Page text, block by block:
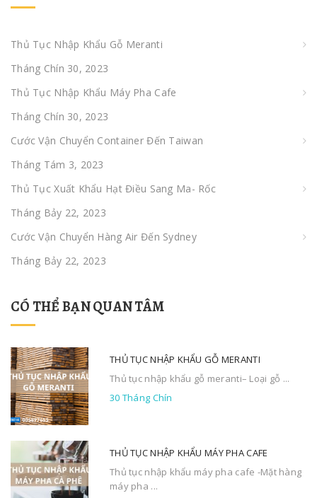
Thủ Tục Nhập Khẩu Gỗ Meranti
Tháng Chín 30, 2023
Thủ Tục Nhập Khẩu Máy Pha Cafe
Tháng Chín 30, 2023
Cước Vận Chuyển Container Đến Taiwan
Tháng Tám 3, 2023
Thủ Tục Xuất Khẩu Hạt Điều Sang Ma- Rốc
Tháng Bảy 22, 2023
Cước Vận Chuyển Hàng Air Đến Sydney
Tháng Bảy 22, 2023
CÓ THỂ BẠN QUAN TÂM
THỦ TỤC NHẬP KHẨU GỖ MERANTI
Thủ tục nhập khẩu gỗ meranti– Loại gỗ ...
30 Tháng Chín
THỦ TỤC NHẬP KHẨU MÁY PHA CAFE
Thủ tục nhập khẩu máy pha cafe -Mặt hàng
máy pha ...